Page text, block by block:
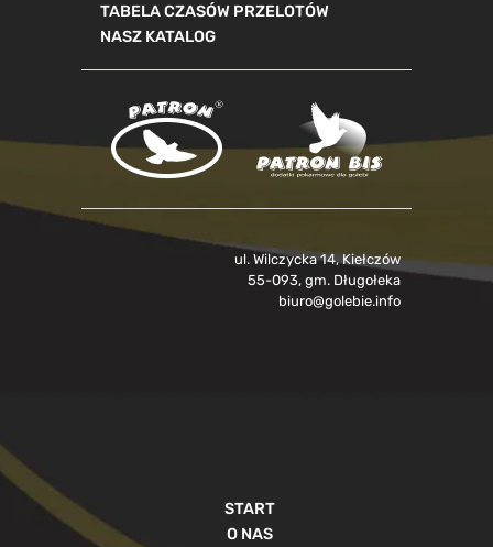
TABELA CZASÓW PRZELOTÓW
NASZ KATALOG
ul. Wilczycka 14, Kiełczów
55-093, gm. Długołeka
biuro@golebie.info
START
O NAS